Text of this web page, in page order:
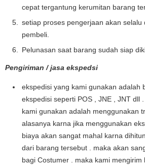
cepat tergantung kerumitan barang
setiap proses pengerjaan akan selalu
pembeli.
Pelunasan saat barang sudah siap
Pengiriman / jasa ekspedsi
ekspedisi yang kami gunakan adalah
ekspedisi seperti POS , JNE , JNT dll
kami gunakan adalah menggunakan
alasanya karna jika menggunakan
biaya akan sangat mahal karna
dari barang tersebut . maka akan
bagi Costumer . maka kami